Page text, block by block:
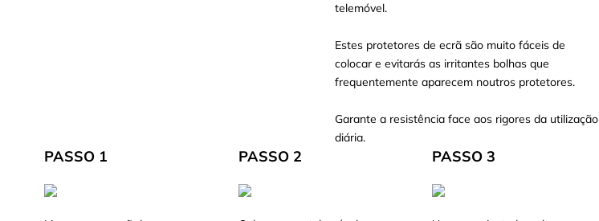
telemóvel.
Estes protetores de ecrã são muito fáceis de
colocar e evitarás as irritantes bolhas que
frequentemente aparecem noutros protetores.
Garante a resistência face aos rigores da utilização
diária.
PASSO 1 PASSO 2 PASSO 3